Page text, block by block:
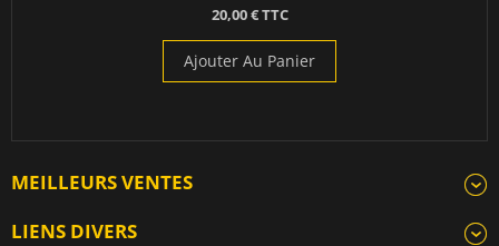
20,00 € TTC
Ajouter Au Panier
MEILLEURS VENTES
LIENS DIVERS